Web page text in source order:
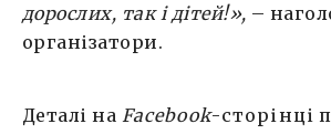
дорослих, так і дітей!», –
організатори.
Деталі на Facebook-сторінці